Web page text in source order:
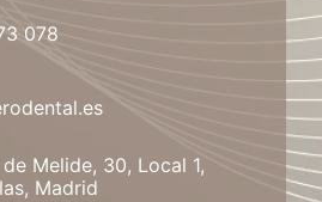
078
Melide, 30, Local 1,
Madrid